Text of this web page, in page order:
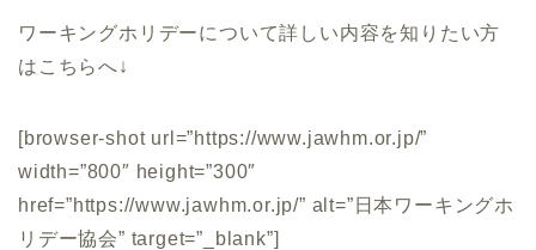
ワーキングホリデーについて詳しい内容を知りたい方
はこちらへ↓
[browser-shot url=”https://www.jawhm.or.jp/”
width=”800″ height=”300″
href=”https://www.jawhm.or.jp/” alt=”日本ワーキングホ
リデー協会” target=”_blank”]